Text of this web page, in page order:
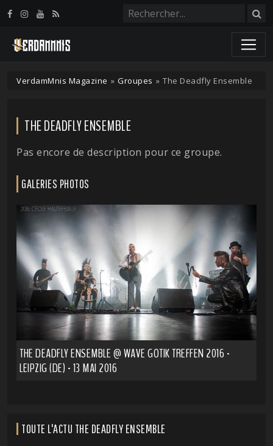
VerdamMnis Magazine » Groupes » The Deadfly Ensemble
THE DEADFLY ENSEMBLE
Pas encore de description pour ce groupe.
GALERIES PHOTOS
THE DEADFLY ENSEMBLE @ WAVE GOTIK TREFFEN 2016 -
LEIPZIG (DE) - 13 MAI 2016
TOUTE L'ACTU THE DEADFLY ENSEMBLE
Panneau de gestion des cookies